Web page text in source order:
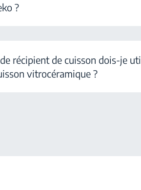
?
récipient de cuisson dois-je
vitrocéramique ?